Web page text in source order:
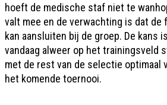
hoeft de medische staf niet te
valt mee en de verwachting is dat de
kan aansluiten bij de groep. De kans
vandaag alweer op het trainingsveld
met de rest van de selectie optimaal
het komende toernooi.